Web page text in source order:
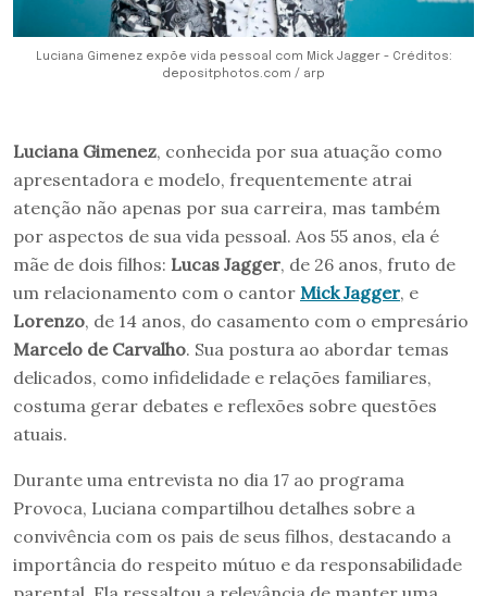
Luciana Gimenez expõe vida pessoal com Mick Jagger - Créditos:
depositphotos.com / arp
Luciana Gimenez, conhecida por sua atuação como
apresentadora e modelo, frequentemente atrai
atenção não apenas por sua carreira, mas também
por aspectos de sua vida pessoal. Aos 55 anos, ela é
mãe de dois filhos: Lucas Jagger, de 26 anos, fruto de
um relacionamento com o cantor Mick Jagger, e
Lorenzo, de 14 anos, do casamento com o empresário
Marcelo de Carvalho. Sua postura ao abordar temas
delicados, como infidelidade e relações familiares,
costuma gerar debates e reflexões sobre questões
atuais.
Durante uma entrevista no dia 17 ao programa
Provoca, Luciana compartilhou detalhes sobre a
convivência com os pais de seus filhos, destacando a
importância do respeito mútuo e da responsabilidade